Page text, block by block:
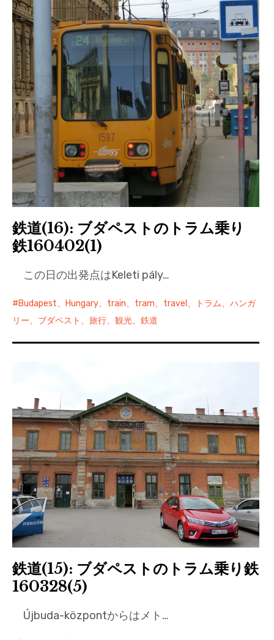
鉄道(16): ブダペストのトラム乗り
鉄160402(1)
この日の出発点はKeleti pály…
Budapest、Hungary、train、tram、travel、トラム、ハンガ
リー、ブダペスト、旅行、観光、鉄道
鉄道(15): ブダペストのトラム乗り鉄
160328(5)
Újbuda-központからはメト…